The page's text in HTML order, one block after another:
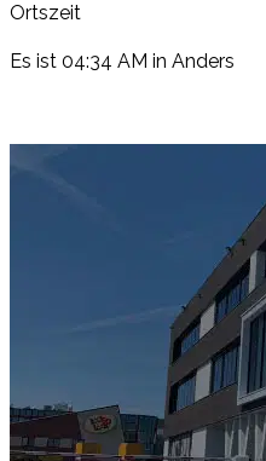
Ortszeit
Es ist 04:34 AM in Anders